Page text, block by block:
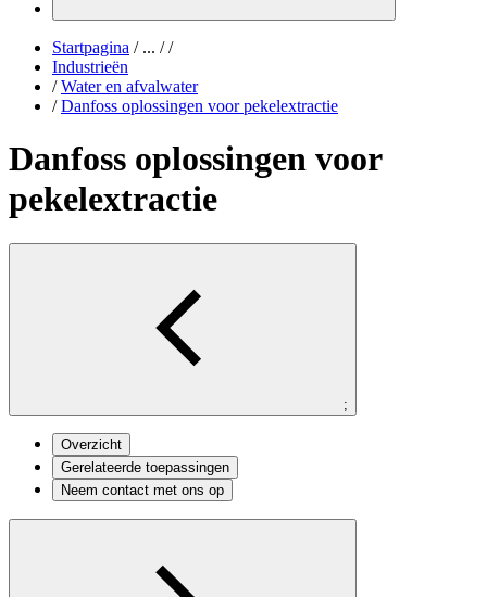
Startpagina /... / /
Industrieën
/ Water en afvalwater
/ Danfoss oplossingen voor pekelextractie
Danfoss oplossingen voor
pekelextractie
;
Overzicht
Gerelateerde toepassingen
Neem contact met ons op